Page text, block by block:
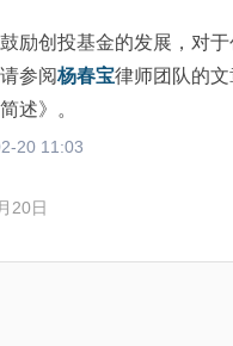
励创投基金的发展，对
参阅杨春宝律师团队的
述》。
20 11:03
20日